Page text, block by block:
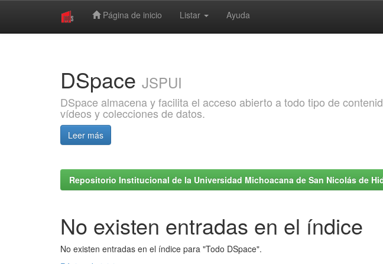
Página de inicio Listar Ayuda
DSpace JSPUI
DSpace almacena y facilita el acceso abierto a todo tipo de
vídeos y colecciones de datos.
Leer más
Repositorio Institucional de la Universidad Michoacana de San Nicolás de
No existen entradas en el índice
No existen entradas en el índice para "Todo DSpace".